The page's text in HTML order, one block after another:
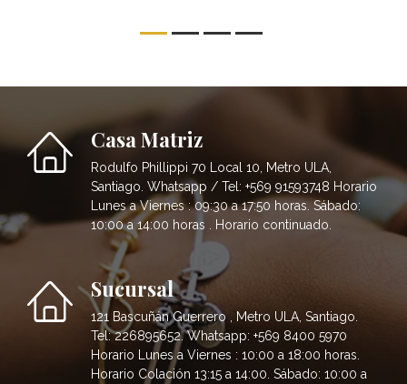
Casa Matriz
Rodulfo Phillippi 70 Local 10, Metro ULA,
Santiago. Whatsapp / Tel: +569 91593748 Horario
Lunes a Viernes : 09:30 a 17:50 horas. Sábado:
10:00 a 14:00 horas . Horario continuado.
Sucursal
121 Bascuñán Guerrero , Metro ULA, Santiago.
Tel: 226895652. Whatsapp: +569 8400 5970
Horario Lunes a Viernes : 10:00 a 18:00 horas.
Horario Colación 13:15 a 14:00. Sábado: 10:00 a